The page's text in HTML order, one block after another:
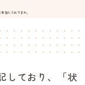
目指しております。
しており、「状